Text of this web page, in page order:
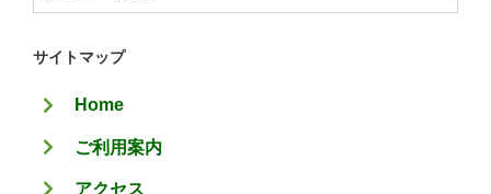
テ
ゴ
ー
サイトマップ
Home
ご利用案内
アクセス